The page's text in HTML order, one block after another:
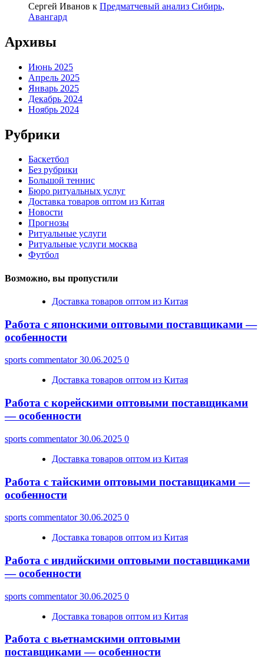
Сергей Иванов к Предматчевый анализ Сибирь,
Авангард
Архивы
Июнь 2025
Апрель 2025
Январь 2025
Декабрь 2024
Ноябрь 2024
Рубрики
Баскетбол
Без рубрики
Большой теннис
Бюро ритуальных услуг
Доставка товаров оптом из Китая
Новости
Прогнозы
Ритуальные услуги
Ритуальные услуги москва
Футбол
Возможно, вы пропустили
Доставка товаров оптом из Китая
Работа с японскими оптовыми поставщиками —
особенности
sports commentator30.06.2025 0
Доставка товаров оптом из Китая
Работа с корейскими оптовыми поставщиками
— особенности
sports commentator30.06.2025 0
Доставка товаров оптом из Китая
Работа с тайскими оптовыми поставщиками —
особенности
sports commentator30.06.2025 0
Доставка товаров оптом из Китая
Работа с индийскими оптовыми поставщиками
— особенности
sports commentator30.06.2025 0
Доставка товаров оптом из Китая
Работа с вьетнамскими оптовыми
поставщиками — особенности